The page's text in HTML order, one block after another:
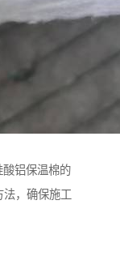
铝保温棉的
，确保施工